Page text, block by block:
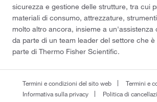
sicurezza e gestione delle strutture, tra cui
materiali di consumo, attrezzature,
molto altro ancora, insieme a un'assistenza
da parte di un team leader del settore che
parte di Thermo Fisher Scientific.
Termini e condizioni del sito web
Termini e
Informativa sulla privacy
Politica di